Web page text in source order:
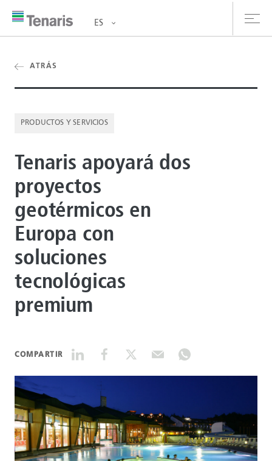
y Servicios
de prensa
DATASHEETS
ES
ATRÁS
PRODUCTOS Y SERVICIOS
Tenaris apoyará dos
proyectos
geotérmicos en
Europa con
soluciones
tecnológicas
premium
COMPARTIR